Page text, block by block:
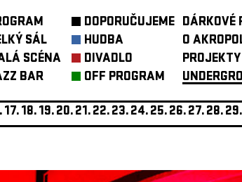
SÁL
SCÉNA
BAR
DOPORUČUJEME
HUDBA
DIVADLO
OFF PROGRAM
DÁRKOVÉ
O
PROJEKTY
17.18.19.20.21.22.23.24.25.26.27.28.29.